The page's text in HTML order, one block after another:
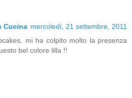
Cucina mercoledì, 21 settembre, 2011
mi ha colpito molto la presenza
bel colore lilla !!